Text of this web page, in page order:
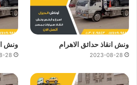
ونش انقاذ حدائق الاهرام
2023-08-28
ونش
28